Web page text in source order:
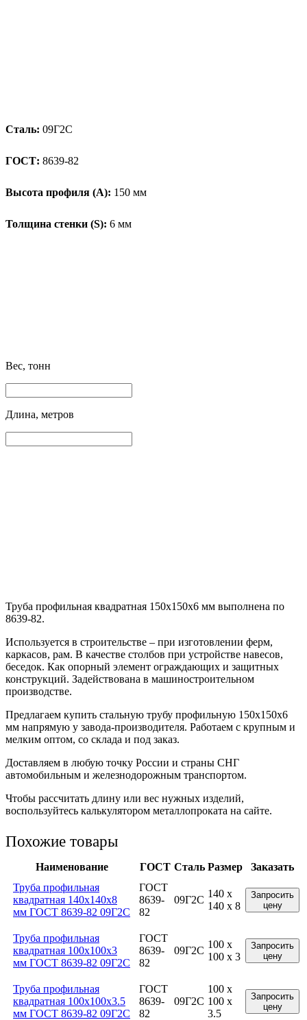
Сталь: 09Г2С
ГОСТ: 8639-82
Высота профиля (А): 150 мм
Толщина стенки (S): 6 мм
Вес, тонн
Длина, метров
Труба профильная квадратная 150х150х6 мм выполнена по
8639-82.
Используется в строительстве – при изготовлении ферм,
каркасов, рам. В качестве столбов при устройстве навесов,
беседок. Как опорный элемент ограждающих и защитных
конструкций. Задействована в машиностроительном
производстве.
Предлагаем купить стальную трубу профильную 150х150х6
мм напрямую у завода-производителя. Работаем с крупным и
мелким оптом, со склада и под заказ.
Доставляем в любую точку России и страны СНГ
автомобильным и железнодорожным транспортом.
Чтобы рассчитать длину или вес нужных изделий,
воспользуйтесь калькулятором металлопроката на сайте.
Похожие товары
Наименование ГОСТ Сталь Размер
Заказать
Труба профильная
квадратная 140x140x8
мм ГОСТ 8639-82 09Г2С
ГОСТ
8639-
82
09Г2С
140 x
140 x 8
Запросить
цену
Труба профильная
квадратная 100x100x3
мм ГОСТ 8639-82 09Г2С
ГОСТ
8639-
82
09Г2С
100 x
100 x 3
Запросить
цену
Труба профильная
квадратная 100x100x3.5
мм ГОСТ 8639-82 09Г2С
ГОСТ
8639-
82
09Г2С
100 x
100 x
3.5
Запросить
цену